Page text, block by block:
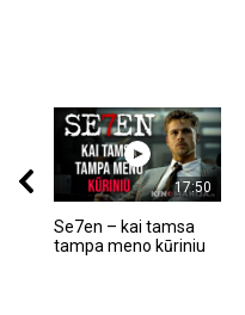
17:50
Se7en – kai tamsa
tampa meno kūriniu